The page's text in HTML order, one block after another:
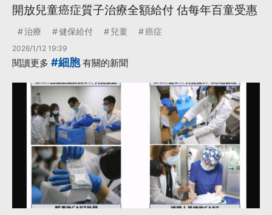
開放兒童癌症質子治療全額給付 估每年百童受惠
治療 健保給付 兒童 癌症
2026/1/12 19:39
閱讀更多 #細胞有關的新聞